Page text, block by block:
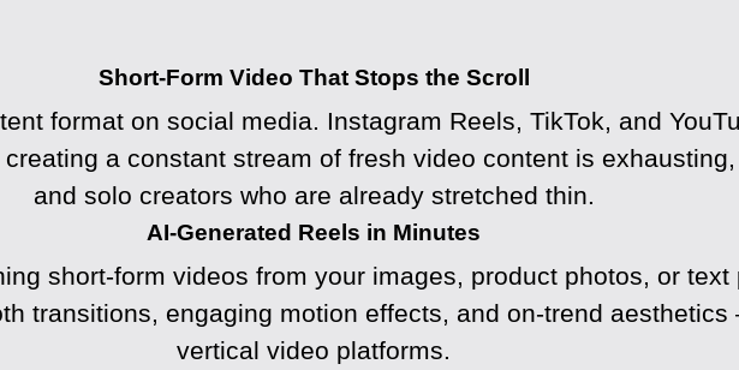
Short-Form Video That Stops the Scroll
format on social media. Instagram Reels, TikTok, and
a constant stream of fresh video content is
and solo creators who are already stretched thin.
AI-Generated Reels in Minutes
short-form videos from your images, product photos, or text
transitions, engaging motion effects, and on-trend
vertical video platforms.